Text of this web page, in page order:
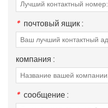
* почтовый ящик :
компания :
* сообщение :